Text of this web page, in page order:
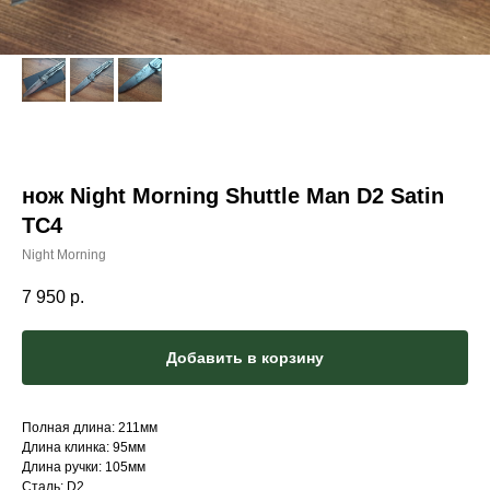
нож Night Morning Shuttle Man D2 Satin
TC4
Night Morning
7 950 р.
Добавить в корзину
Полная длина: 211мм
Длина клинка: 95мм
Длина ручки: 105мм